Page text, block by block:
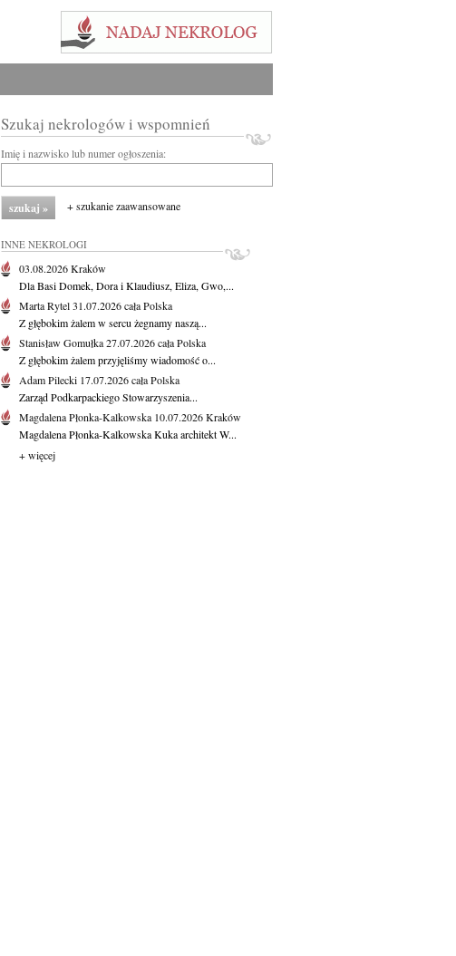
Szukaj nekrologów i wspomnień
Imię i nazwisko lub numer ogłoszenia:
+ szukanie zaawansowane
INNE NEKROLOGI
03.08.2026Kraków
Dla Basi Domek, Dora i Klaudiusz, Eliza, Gwo,...
Marta Rytel31.07.2026cała Polska
Z głębokim żalem w sercu żegnamy naszą...
Stanisław Gomułka27.07.2026cała Polska
Z głębokim żalem przyjęliśmy wiadomość o...
Adam Pilecki 17.07.2026cała Polska
Zarząd Podkarpackiego Stowarzyszenia...
Magdalena Płonka-Kalkowska 10.07.2026Kraków
Magdalena Płonka-Kalkowska Kuka architekt W...
+ więcej